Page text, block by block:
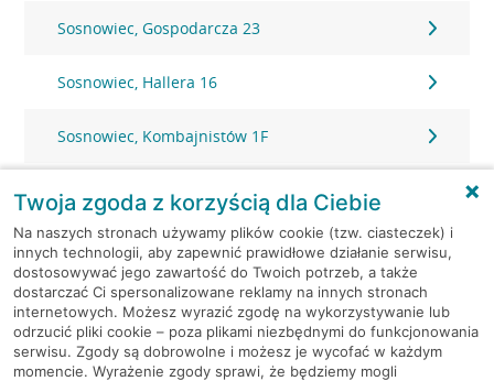
Sosnowiec, Gospodarcza 23
Sosnowiec, Hallera 16
Sosnowiec, Kombajnistów 1F
Sosnowiec, Konstytucji 3-go Maja 3
Sosnowiec, Kościelna 16
Sosnowiec, Lenartowicza 104
Sosnowiec, Małachowskiego 7
Twoja zgoda z korzyścią dla Ciebie
Na naszych stronach używamy plików cookie (tzw. ciasteczek) i
innych technologii, aby zapewnić prawidłowe działanie serwisu,
dostosowywać jego zawartość do Twoich potrzeb, a także
dostarczać Ci spersonalizowane reklamy na innych stronach
internetowych. Możesz wyrazić zgodę na wykorzystywanie lub
odrzucić pliki cookie – poza plikami niezbędnymi do funkcjonowania
serwisu. Zgody są dobrowolne i możesz je wycofać w każdym
momencie. Wyrażenie zgody sprawi, że będziemy mogli